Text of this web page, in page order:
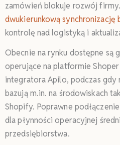
zamówień blokuje rozwój
dwukierunkową synchronizację
kontrolę nad logistyką i
Obecnie na rynku dostępne są
operujące na platformie
integratora Apilo, podczas gdy
bazują m.in. na środowiskach
Shopify. Poprawne
dla płynności operacyjnej
przedsiębiorstwa.